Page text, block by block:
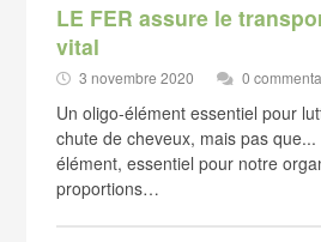
LE FER assure le
vital
3 novembre 2020 0
Un oligo-élément essentiel pour
chute de cheveux, mais pas
élément, essentiel pour notre
proportions…